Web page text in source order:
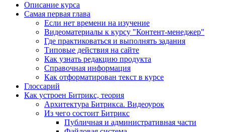
Описание курса
Самая первая глава
Если нет времени на изучение
Видеоматериалы к курсу "Контент-менеджер"
Где практиковаться и выполнять задания
Типовые действия на сайте
Как узнать редакцию продукта
Справочная информация
Как отформатирован текст в курсе
Глоссарий
Как устроен Битрикс, теория
Архитектура Битрикса. Видеоурок
Из чего состоит Битрикс
Публичная и административная части